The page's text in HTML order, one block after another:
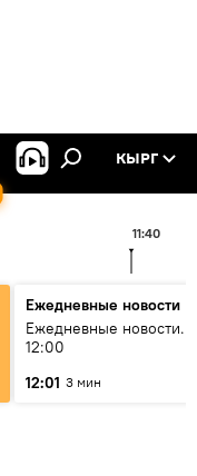
КЫРГ
11:40
Ежедневные новости
Ежедневные новости.
12:00
12:01 3 мин